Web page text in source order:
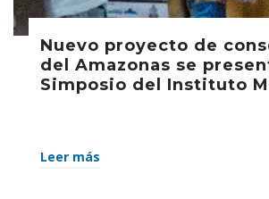
Nuevo proyecto de
del Amazonas se
Simposio del Instituto
Leer más